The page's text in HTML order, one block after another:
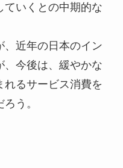
ていくとの中期的な
、近年の日本のイン
、今後は、緩やかな
れるサービス消費を
う。